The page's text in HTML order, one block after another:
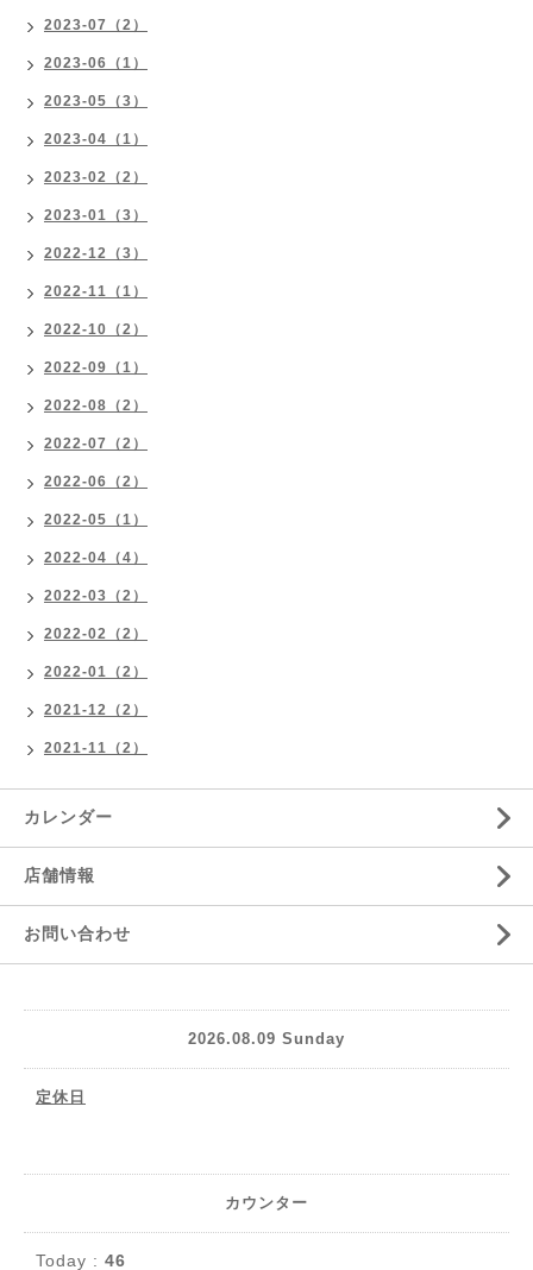
2023-07（2）
2023-06（1）
2023-05（3）
2023-04（1）
2023-02（2）
2023-01（3）
2022-12（3）
2022-11（1）
2022-10（2）
2022-09（1）
2022-08（2）
2022-07（2）
2022-06（2）
2022-05（1）
2022-04（4）
2022-03（2）
2022-02（2）
2022-01（2）
2021-12（2）
2021-11（2）
カレンダー
店舗情報
お問い合わせ
2026.08.09 Sunday
定休日
カウンター
Today : 46